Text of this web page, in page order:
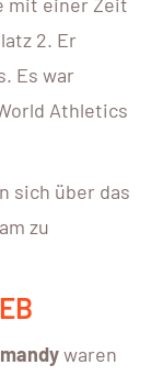
2. Er
Es war
Athletics
sich über das
zu
waren